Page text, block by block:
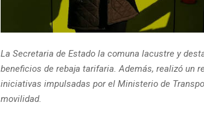
La Secretaria de Estado la comuna lacustre y
beneficios de rebaja tarifaria. Además, realizó un
iniciativas impulsadas por el Ministerio de
movilidad.